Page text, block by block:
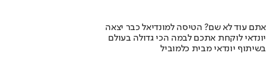
אתם עוד לא שם? הטיסה למונדיאל כבר יצאה
יונדאי לוקחת אתכם לבמה הכי גדולה בעולם
בשיתוף יונדאי מבית כלמוביל